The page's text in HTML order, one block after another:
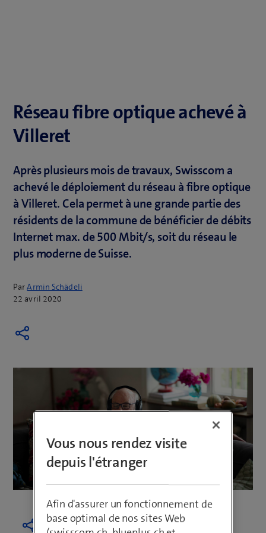
Réseau fibre optique achevé à
Villeret
Après plusieurs mois de travaux, Swisscom a
achevé le déploiement du réseau à fibre optique
à Villeret. Cela permet à une grande partie des
résidents de la commune de bénéficier de débits
Internet max. de 500 Mbit/s, soit du réseau le
plus moderne de Suisse.
ParArmin Schädeli
22 avril 2020
Vous nous rendez visite
depuis l'étranger
Afin d'assurer un fonctionnement de
base optimal de nos sites Web